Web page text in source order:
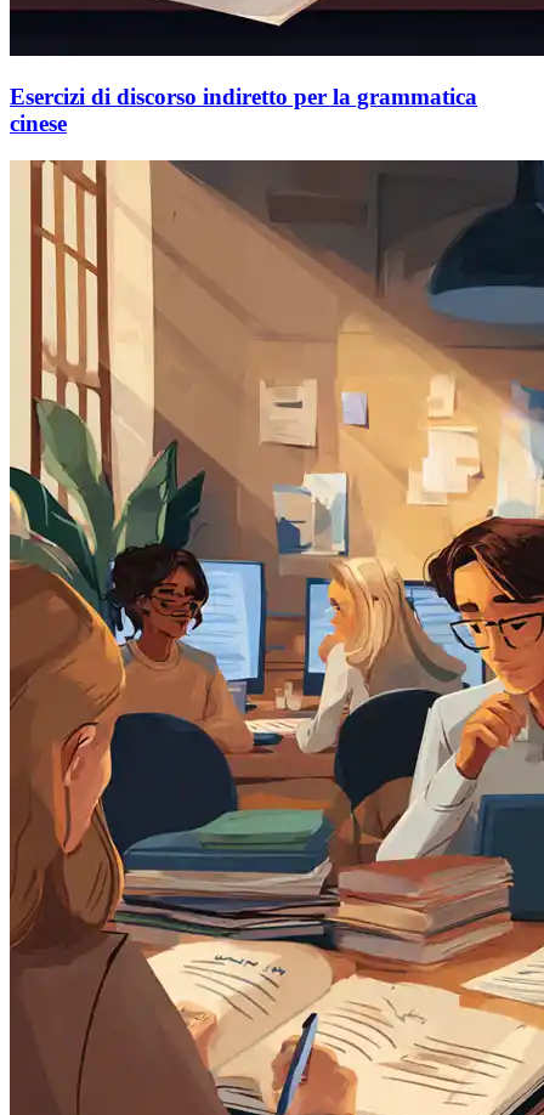
Esercizi di discorso indiretto per la grammatica
cinese